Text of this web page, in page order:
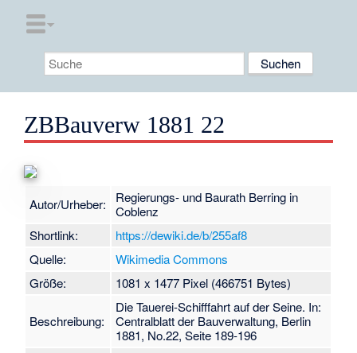
ZBBauverw 1881 22
Autor/Urheber:
Regierungs- und Baurath Berring in
Coblenz
Shortlink:
https://dewiki.de/b/255af8
Quelle:
Wikimedia Commons
Größe:
1081 x 1477 Pixel (466751 Bytes)
Beschreibung:
Die Tauerei-Schifffahrt auf der Seine. In:
Centralblatt der Bauverwaltung, Berlin
1881, No.22, Seite 189-196